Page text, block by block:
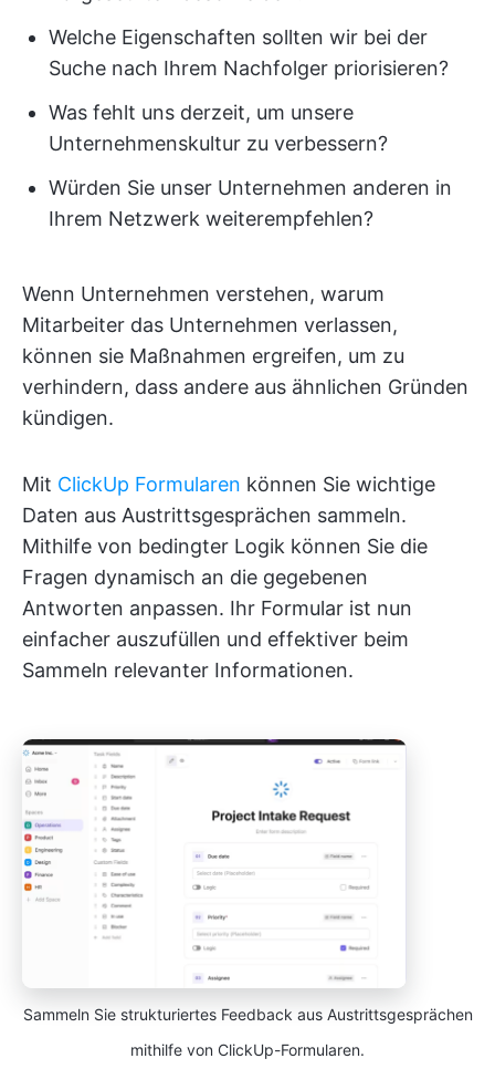
Welche Eigenschaften sollten wir bei der
Suche nach Ihrem Nachfolger priorisieren?
Was fehlt uns derzeit, um unsere
Unternehmenskultur zu verbessern?
Würden Sie unser Unternehmen anderen in
Ihrem Netzwerk weiterempfehlen?
Wenn Unternehmen verstehen, warum
Mitarbeiter das Unternehmen verlassen,
können sie Maßnahmen ergreifen, um zu
verhindern, dass andere aus ähnlichen Gründen
kündigen.
Mit ClickUp Formularen können Sie wichtige
Daten aus Austrittsgesprächen sammeln.
Mithilfe von bedingter Logik können Sie die
Fragen dynamisch an die gegebenen
Antworten anpassen. Ihr Formular ist nun
einfacher auszufüllen und effektiver beim
Sammeln relevanter Informationen.
Sammeln Sie strukturiertes Feedback aus Austrittsgesprächen
mithilfe von ClickUp-Formularen.